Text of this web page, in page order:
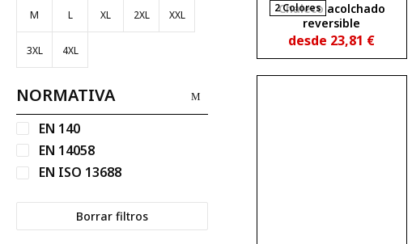
M L XL 2XL XXL
3XL 4XL
NORMATIVA
EN 140
EN 14058
EN ISO 13688
Borrar filtros
2 Colores
Chaleco acolchado
reversible
desde 23,81 €